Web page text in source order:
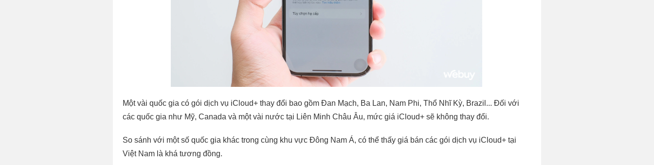
Một vài quốc gia có gói dịch vụ iCloud+ thay đổi bao gồm Đan Mạch, Ba Lan, Nam Phi, Thổ Nhĩ Kỳ, Brazil... Đối với
các quốc gia như Mỹ, Canada và một vài nước tại Liên Minh Châu Âu, mức giá iCloud+ sẽ không thay đổi.
So sánh với một số quốc gia khác trong cùng khu vực Đông Nam Á, có thể thấy giá bán các gói dịch vụ iCloud+ tại
Việt Nam là khá tương đồng.